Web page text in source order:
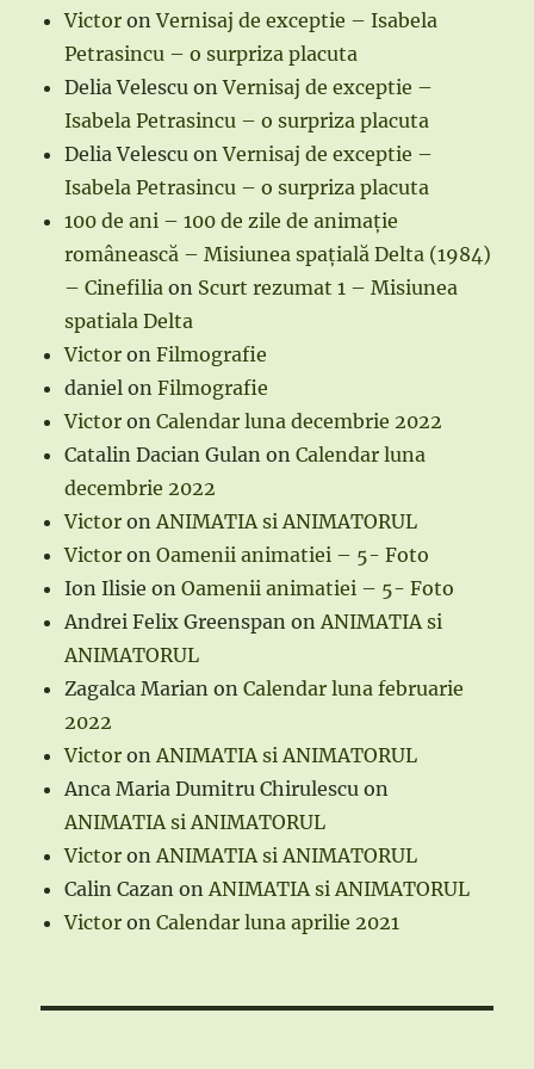
Victor onVernisaj de exceptie – Isabela
Petrasincu – o surpriza placuta
Delia Velescu onVernisaj de exceptie –
Isabela Petrasincu – o surpriza placuta
Delia Velescu onVernisaj de exceptie –
Isabela Petrasincu – o surpriza placuta
100 de ani – 100 de zile de animație
românească – Misiunea spațială Delta (1984)
– Cinefilia on Scurt rezumat 1 – Misiunea
spatiala Delta
Victor onFilmografie
daniel onFilmografie
Victor onCalendar luna decembrie 2022
Catalin Dacian Gulan onCalendar luna
decembrie 2022
Victor onANIMATIA si ANIMATORUL
Victor onOamenii animatiei – 5- Foto
Ion Ilisie onOamenii animatiei – 5- Foto
Andrei Felix Greenspan onANIMATIA si
ANIMATORUL
Zagalca Marian onCalendar luna februarie
2022
Victor onANIMATIA si ANIMATORUL
Anca Maria Dumitru Chirulescu on
ANIMATIA si ANIMATORUL
Victor onANIMATIA si ANIMATORUL
Calin Cazan onANIMATIA si ANIMATORUL
Victor onCalendar luna aprilie 2021